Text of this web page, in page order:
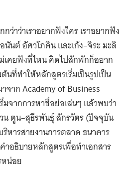
ว่าว่าเราอยากฟังใคร เราอยากฟัง
นต์ อัศวโภคิน และเก้ง–จิระ มะลิ
ม่เคยฟังที่ไหน คิดไปสักพักก็อยาก
ต้นที่ทำให้หลักสูตรเริ่มเป็นรูปเป็น
จาก Academy of Business
จากการหาชื่อย่อเล่นๆ แล้วพบว่า
น ตูน–สุธีรพันธุ์ สักรวัตร (ปัจจุบัน
หารสายงานการตลาด ธนาคาร
อธิบายหลักสูตรเพื่อทำเอกสาร
น่อย